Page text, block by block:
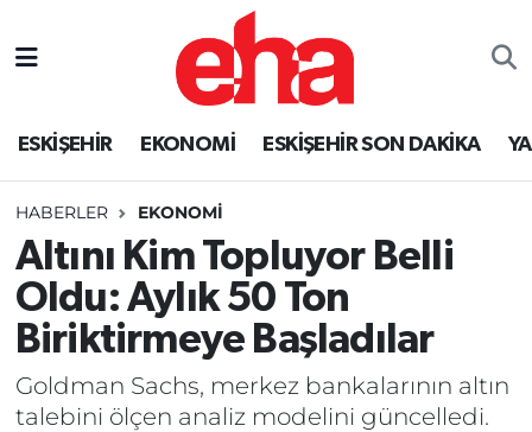
ESKİŞEHİR EKONOMİ ESKİŞEHİR SON DAKİKA
HABERLER EKONOMİ
Altını Kim Topluyor Belli
Oldu: Aylık 50 Ton
Biriktirmeye Başladılar
Goldman Sachs, merkez bankalarının altın
talebini ölçen analiz modelini güncelledi.